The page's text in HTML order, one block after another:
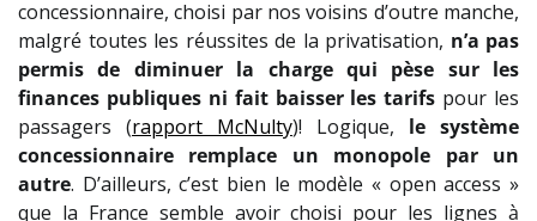
concessionnaire, choisi par nos voisins d’outre manche,
malgré toutes les réussites de la privatisation, n’a pas
permis de diminuer la charge qui pèse sur les
finances publiques ni fait baisser les tarifs pour les
passagers (rapport McNulty)! Logique, le système
concessionnaire remplace un monopole par un
autre. D’ailleurs, c’est bien le modèle « open access »
que la France semble avoir choisi pour les lignes à